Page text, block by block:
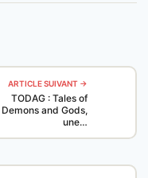
ARTICLE SUIVANT →
TODAG : Tales of
Demons and Gods,
une…